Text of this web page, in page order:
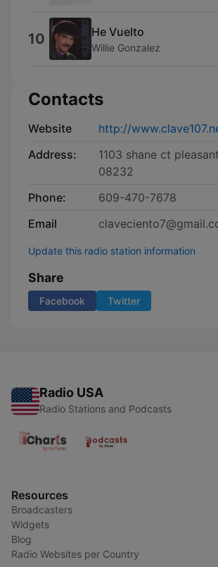
10 He Vuelto
Willie Gonzalez
Contacts
Website
http://
Address:
1103 shane ct
08232
Phone:
609-470-7678
Email
Update this radio station information
Share
Facebook Twitter
Radio USA
Radio Stations and Podcasts
Resources
Broadcasters
Widgets
Blog
Radio Websites per Country